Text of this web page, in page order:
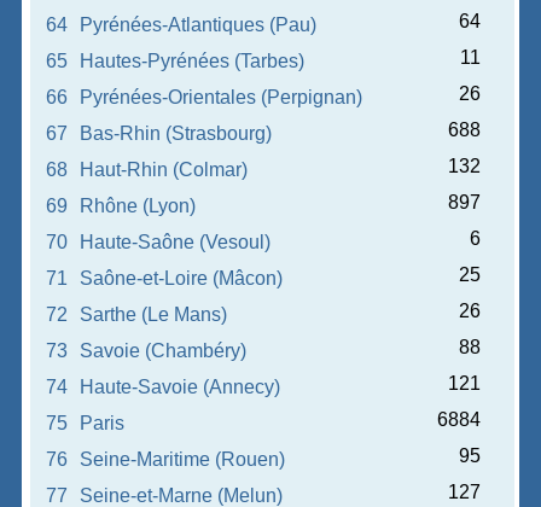
64
Pyrénées-Atlantiques (Pau)
64
65
Hautes-Pyrénées (Tarbes)
11
66
Pyrénées-Orientales (Perpignan)
26
67
Bas-Rhin (Strasbourg)
688
68
Haut-Rhin (Colmar)
132
69
Rhône (Lyon)
897
70
Haute-Saône (Vesoul)
6
71
Saône-et-Loire (Mâcon)
25
72
Sarthe (Le Mans)
26
73
Savoie (Chambéry)
88
74
Haute-Savoie (Annecy)
121
75
Paris
6884
76
Seine-Maritime (Rouen)
95
77
Seine-et-Marne (Melun)
127